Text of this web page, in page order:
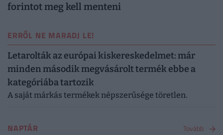
forintot meg kell menteni
ERRŐL NE MARADJ LE!
Letarolták az európai kiskereskedelmet: már
minden második megvásárolt termék ebbe a
kategóriába tartozik
A saját márkás termékek népszerűsége töretlen.
NAPTÁR Tovább